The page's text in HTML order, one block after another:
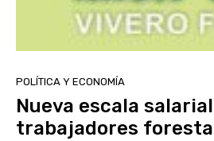
POLÍTICA Y ECONOMÍA
Nueva escala
trabajadores